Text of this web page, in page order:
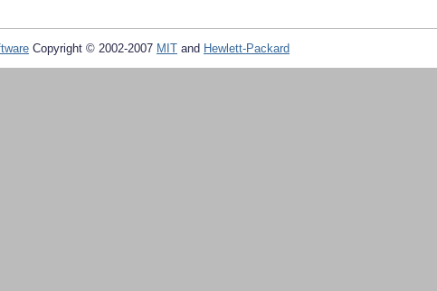
Copyright © 2002-2007 MIT and Hewlett-Packard